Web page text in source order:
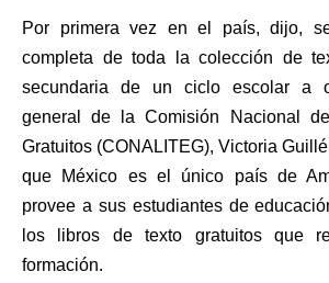
Por primera vez en el país, dijo,
completa de toda la colección de
secundaria de un ciclo escolar a
general de la Comisión Nacional
Gratuitos (CONALITEG), Victoria
que México es el único país de
provee a sus estudiantes de
los libros de texto gratuitos que
formación.